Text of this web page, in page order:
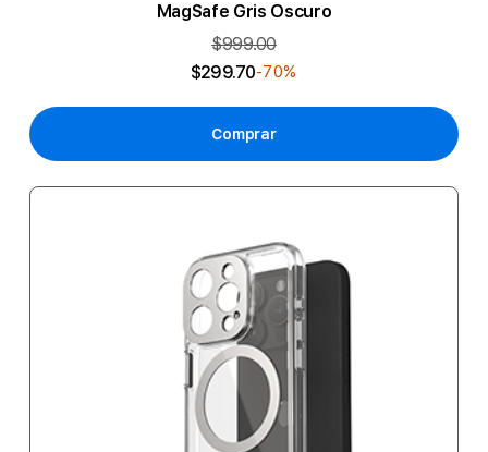
MagSafe Gris Oscuro
$999.00
$299.70-70%
Comprar